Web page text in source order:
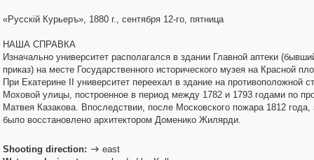
«Русскiй Курьеръ», 1880 г., сентября 12-го, пятница
НАША СПРАВКА
Изначально университет располагался в здании Главной аптеки
приказ) на месте Государственного исторического музея на Красной
При Екатерине II университет переехал в здание на противоположной
Моховой улицы, построенное в период между 1782 и 1793 годами по
Матвея Казакова. Впоследствии, после Московского пожара 1812 года,
было восстановлено архитектором Доменико Жилярди.
Shooting direction:  east